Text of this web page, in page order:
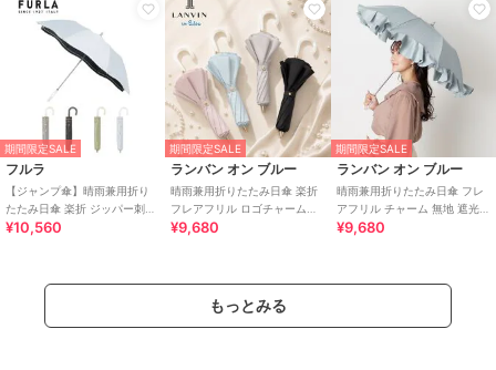
期間限定SALE
フルラ
【ジャンプ傘】晴雨兼用折り
たたみ日傘 楽折 ジッパー刺繍
ロゴ 遮光率100％ 遮熱 UV 軽
¥10,560
期間限定SALE
ランバン オン ブルー
晴雨兼用折りたたみ日傘 楽折
フレアフリル ロゴチャーム付
き 遮光 遮熱 UV
¥9,680
期間限定SALE
ランバン オン ブルー
晴雨兼用折りたたみ日傘 フレ
アフリル チャーム 無地 遮光
遮熱 UV 軽量 簡単開閉
¥9,680
もっとみる